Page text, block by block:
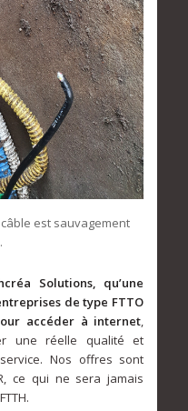
câble est sauvagement
Solutions, qu’une
de type FTTO
accéder à internet,
une réelle qualité et
Nos offres sont
ce qui ne sera jamais